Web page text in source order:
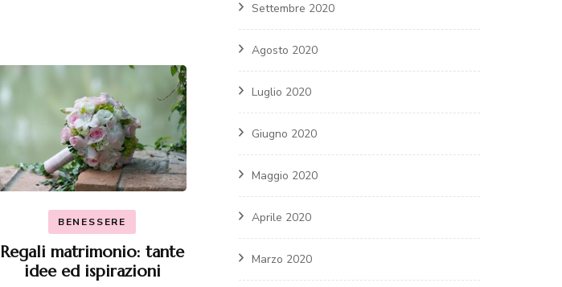
BENESSERE
Regali matrimonio: tante
idee ed ispirazioni
Settembre 2020
Agosto 2020
Luglio 2020
Giugno 2020
Maggio 2020
Aprile 2020
Marzo 2020